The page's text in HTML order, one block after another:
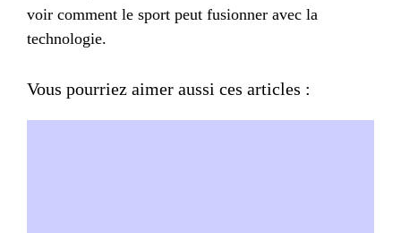
voir comment le sport peut fusionner avec la
technologie.
Vous pourriez aimer aussi ces articles :